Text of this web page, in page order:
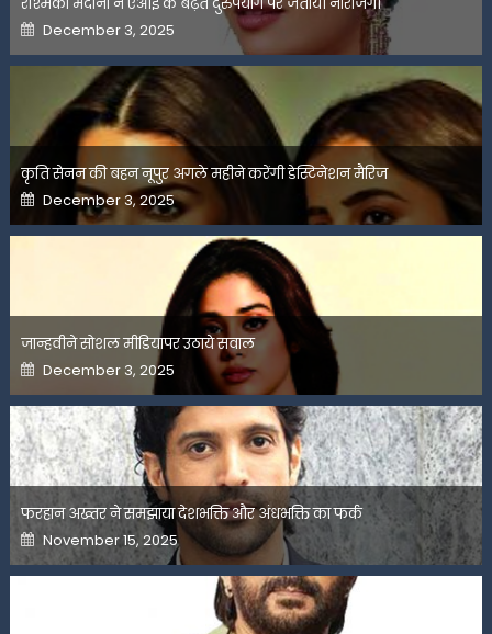
Posted
on
December 3, 2025
कृति सेनन की बहन नूपुर अगले महीने करेंगी डेस्टिनेशन मैरिज
Posted
on
December 3, 2025
जान्हवीने सोशल मीडियापर उठाये सवाल
Posted
on
December 3, 2025
फरहान अख्तर ने समझाया देशभक्ति और अंधभक्ति का फर्क
Posted
on
November 15, 2025